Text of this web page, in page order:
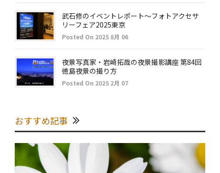
武石修のイベントレポート～フォトアクセサ
リーフェア2025東京
Posted On 2025 8月 06
夜景写真家・岩崎拓哉の夜景撮影講座 第84回
徳島夜景の撮り方
Posted On 2025 2月 07
おすすめ記事